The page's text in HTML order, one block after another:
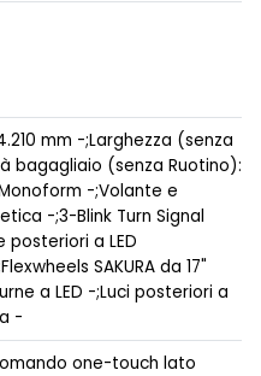
mm -;Larghezza (senza
bagagliaio (senza Ruotino):
-;Volante e
-;3-Blink Turn Signal
posteriori a LED
SAKURA da 17"
a LED -;Luci posteriori a
-
one-touch lato